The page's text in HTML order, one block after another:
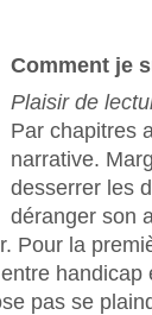
Comment je
Plaisir de
Par chapitres
narrative.
desserrer les
déranger son
Pour la
pas se